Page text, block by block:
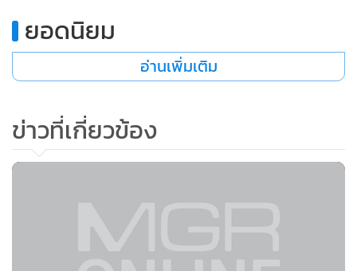
ต้องให้ระดับการดูแลรักษาความปลอดภัยของรัฐสภาเป็นระดับ
สูงสุดทั้งหมด ส่วนเรื่องเวลาการเข้าออก คงจะไปกำหนดอะไร
มากไม่ได้ แต่จะสั่งเพิ่มอัตรากำลังเจ้าหน้าที่ทุกผลัดและเพิ่ม
สภาด้วย และหลังจากตรวจสอบพื้นที่เสร็จแล้วจะมีการเรียกผู้
บังคับบัญชาการดูแลรักษาความปลอดภัยของทั้งสองสภามา
ประชุม
หน้าที่ตำรวจ คาดว่าสมาชิก สนช.เป็นตำรวจชั้นผู้ใหญ่หลายคน
ยอดนิยม
อ่านเพิ่มเติม
ข่าวที่เกี่ยวข้อง